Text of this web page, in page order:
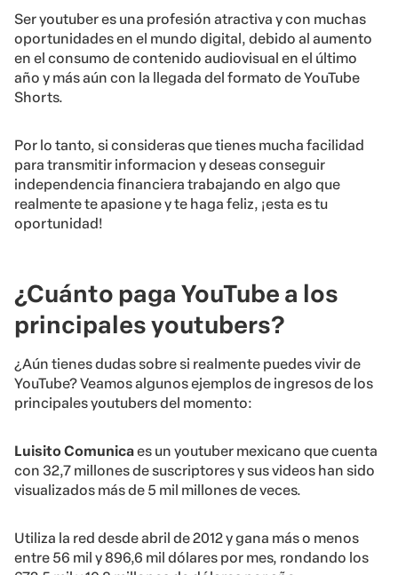
Ser youtuber es una profesión atractiva y con muchas
oportunidades en el mundo digital, debido al aumento
en el consumo de contenido audiovisual en el último
año y más aún con la llegada del formato de YouTube
Shorts.
Por lo tanto, si consideras que tienes mucha facilidad
para transmitir informacion y deseas conseguir
independencia financiera trabajando en algo que
realmente te apasione y te haga feliz, ¡esta es tu
oportunidad!
¿Cuánto paga YouTube a los
principales youtubers?
¿Aún tienes dudas sobre si realmente puedes vivir de
YouTube? Veamos algunos ejemplos de ingresos de los
principales youtubers del momento:
Luisito Comunicaes un youtuber mexicano que cuenta
con 32,7 millones de suscriptores y sus videos han sido
visualizados más de 5 mil millones de veces.
Utiliza la red desde abril de 2012 y gana más o menos
entre 56 mil y 896,6 mil dólares por mes, rondando los